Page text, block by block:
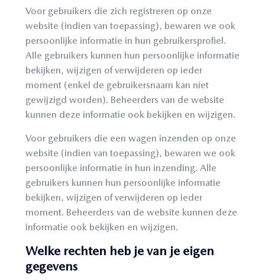
Voor gebruikers die zich registreren op onze
website (indien van toepassing), bewaren we ook
persoonlijke informatie in hun gebruikersprofiel.
Alle gebruikers kunnen hun persoonlijke informatie
bekijken, wijzigen of verwijderen op ieder
moment (enkel de gebruikersnaam kan niet
gewijzigd worden). Beheerders van de website
kunnen deze informatie ook bekijken en wijzigen.
Voor gebruikers die een wagen inzenden op onze
website (indien van toepassing), bewaren we ook
persoonlijke informatie in hun inzending. Alle
gebruikers kunnen hun persoonlijke informatie
bekijken, wijzigen of verwijderen op ieder
moment. Beheerders van de website kunnen deze
informatie ook bekijken en wijzigen.
Welke rechten heb je van je eigen
gegevens